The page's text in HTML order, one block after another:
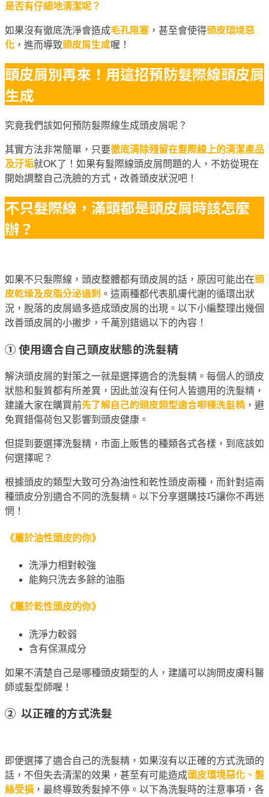
是否有仔細地清潔呢？
如果沒有徹底洗淨會造成毛孔阻塞 ，甚至會使得頭皮環境惡
化 ，進而導致頭皮屑生成喔！
頭皮屑別再來！用這招預防髮際線頭皮屑
生成
究竟我們該如何預防髮際線生成頭皮屑呢？
其實方法非常簡單，只要徹底清除殘留在髮際線上的清潔產品
及汙垢就OK了！如果有髮際線頭皮屑問題的人，不妨從現在
開始調整自己洗臉的方式，改善頭皮狀況吧！
不只髮際線，滿頭都是頭皮屑時該怎麼
辦？
如果不只髮際線，頭皮整體都有頭皮屑的話，原因可能出在頭
皮乾燥及皮脂分泌過剩 。這兩種都代表肌膚代謝的循環出狀
況，脫落的皮屑過多造成頭皮屑的出現。以下小編整理出幾個
改善頭皮屑的小撇步，千萬別錯過以下的內容！
① 使用適合自己頭皮狀態的洗髮精
解決頭皮屑的對策之一就是選擇適合的洗髮精。每個人的頭皮
狀態和髮質都有所差異，因此並沒有任何人皆適用的洗髮精，
建議大家在購買前先了解自己的頭皮類型適合哪種洗髮精 ，避
免買錯傷荷包又影響到頭皮健康。
但提到要選擇洗髮精，市面上販售的種類各式各樣，到底該如
何選擇呢？
根據頭皮的類型大致可分為油性和乾性頭皮兩種，而針對這兩
種頭皮分別適合不同的洗髮精。以下分享選購技巧讓你不再迷
惘！
《屬於油性頭皮的你》
洗淨力相對較強
能夠只洗去多餘的油脂
《屬於乾性頭皮的你》
洗淨力較弱
含有保濕成分
如果不清楚自己是哪種頭皮類型的人，建議可以詢問皮膚科醫
師或髮型師喔！
② 以正確的方式洗髮
即便選擇了適合自己的洗髮精，如果沒有以正確的方式洗頭的
話，不但失去清潔的效果，甚至有可能造成頭皮環境惡化、髮
絲受損 ，最終導致秀髮掉不停。以下為洗髮時的注意事項，各